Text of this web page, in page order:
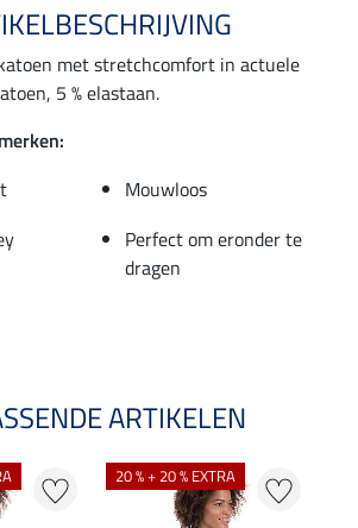
met stretchcomfort in actuele
5 % elastaan.
Mouwloos
Perfect om eronder te
dragen
ARTIKELEN
20 % + 20 % EXTRA